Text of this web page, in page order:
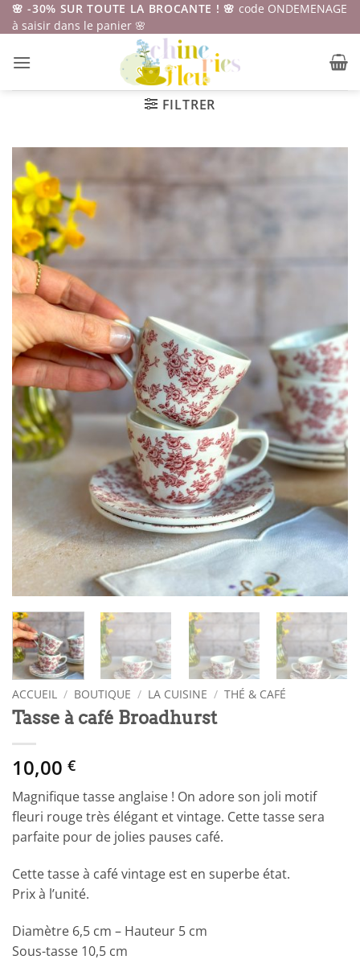
Passer
au
🌸 -30% SUR TOUTE LA BROCANTE ! 🌸 code ONDEMENAGE
à saisir dans le panier 🌸
FILTRER
ACCUEIL / BOUTIQUE / LA CUISINE / THÉ & CAFÉ
Tasse à café Broadhurst
10,00 €
Magnifique tasse anglaise ! On adore son joli motif
fleuri rouge très élégant et vintage. Cette tasse sera
parfaite pour de jolies pauses café.
Cette tasse à café vintage est en superbe état.
Prix à l’unité.
Diamètre 6,5 cm – Hauteur 5 cm
Sous-tasse 10,5 cm